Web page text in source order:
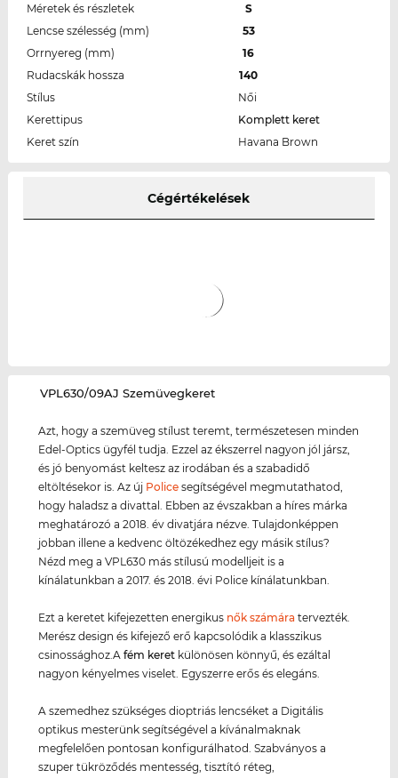
Méretek és részletek
S
Lencse szélesség (mm)
53
Orrnyereg (mm)
16
Rudacskák hossza
140
Stílus
Női
Kerettipus
Komplett keret
Keret szín
Havana Brown
Cégértékelések
‌VPL630/09AJ Szemüvegkeret
Azt, hogy a szemüveg stílust teremt, természetesen minden
Edel-Optics ügyfél tudja. Ezzel az ékszerrel nagyon jól jársz,
és jó benyomást keltesz az irodában és a szabadidő
eltöltésekor is. Az új Police segítségével megmutathatod,
hogy haladsz a divattal. Ebben az évszakban a híres márka
meghatározó a 2018. év divatjára nézve. Tulajdonképpen
jobban illene a kedvenc öltözékedhez egy másik stílus?
Nézd meg a VPL630 más stílusú modelljeit is a
kínálatunkban a 2017. és 2018. évi Police kínálatunkban.
Ezt a keretet kifejezetten energikus nők számára tervezték.
Merész design és kifejező erő kapcsolódik a klasszikus
csinossághoz.Afém keret különösen könnyű, és ezáltal
nagyon kényelmes viselet. Egyszerre erős és elegáns.
A szemedhez szükséges dioptriás lencséket a Digitális
optikus mesterünk segítségével a kívánalmaknak
megfelelően pontosan konfigurálhatod. Szabványos a
szuper tükröződés mentesség, tisztító réteg,